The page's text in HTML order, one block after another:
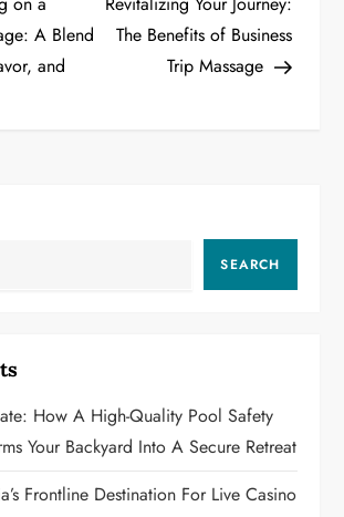
A Blend
and
The Benefits of Business
Trip Massage
SEARCH
How A High-Quality Pool Safety
Your Backyard Into A Secure Retreat
Frontline Destination For Live Casino